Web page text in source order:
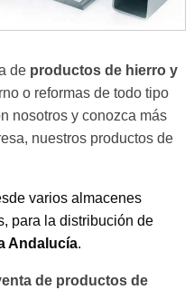
de productos de hierro y
o reformas de todo tipo
nosotros y conozca más
nuestros productos de
varios almacenes
para la distribución de
Andalucía.
de productos de